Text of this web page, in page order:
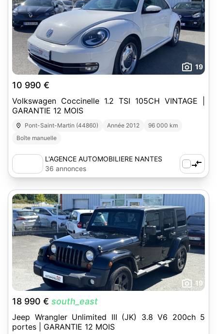
19
10 990 €
Volkswagen Coccinelle 1.2 TSI 105CH VINTAGE |
GARANTIE 12 MOIS
Pont-Saint-Martin (44860) Année 2012
96 000 km
Boîte manuelle
L'AGENCE AUTOMOBILIERE NANTES
SUD-EST
36 annonces
19
18 990 € south_east
Jeep Wrangler Unlimited III (JK) 3.8 V6 200ch 5
portes | GARANTIE 12 MOIS